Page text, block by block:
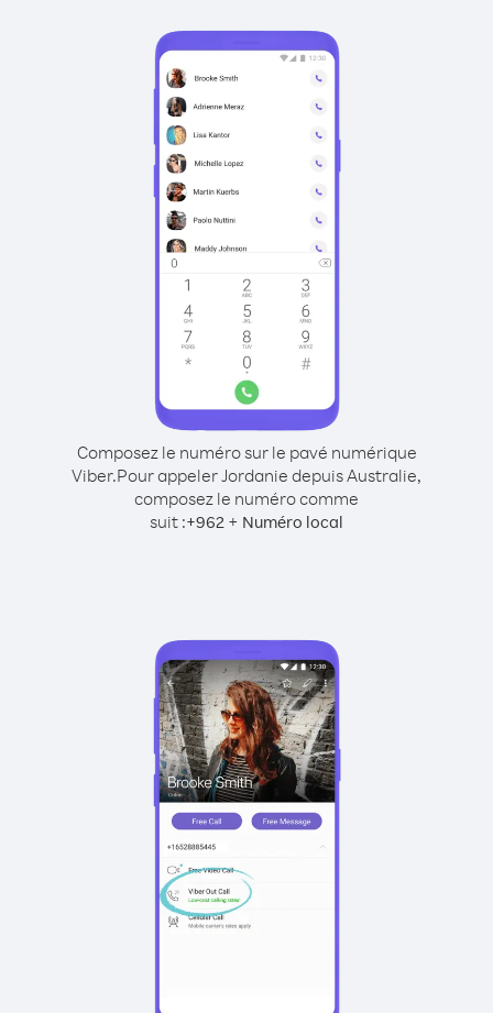
Composez le numéro sur le pavé numérique
Viber.Pour appeler Jordanie depuis Australie,
composez le numéro comme
suit :+962 + Numéro local